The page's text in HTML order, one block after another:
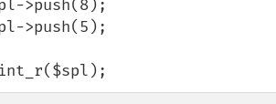
>push(8);
>push(5);